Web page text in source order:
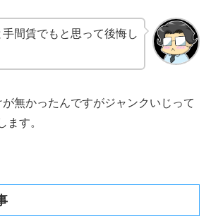
間賃でもと思って後悔し
無かったんですがジャンクいじって
ます。